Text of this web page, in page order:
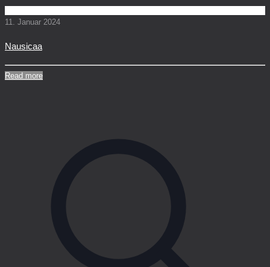
11. Januar 2024
Nausicaa
Read more